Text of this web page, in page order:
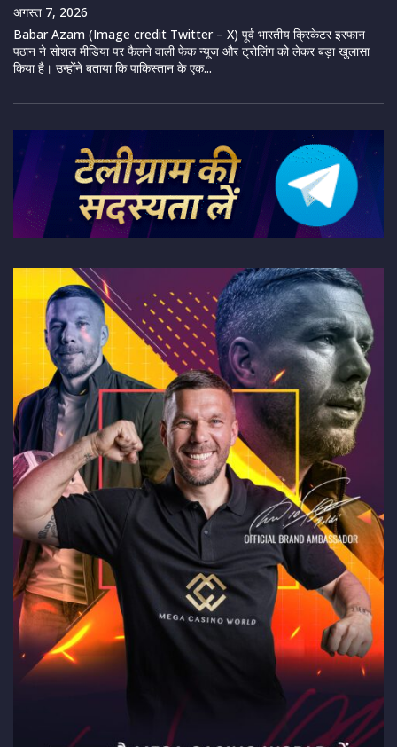
अगस्त 7, 2026
Babar Azam (Image credit Twitter – X) पूर्व भारतीय क्रिकेटर इरफान
पठान ने सोशल मीडिया पर फैलने वाली फेक न्यूज और ट्रोलिंग को लेकर बड़ा खुलासा
किया है। उन्होंने बताया कि पाकिस्तान के एक...